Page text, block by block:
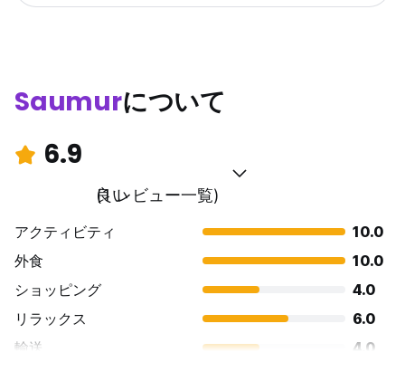
Saumurについて
6.9
良い
(1 レビュー一覧)
アクティビティ
10.0
外食
10.0
ショッピング
4.0
リラックス
6.0
輸送
4.0